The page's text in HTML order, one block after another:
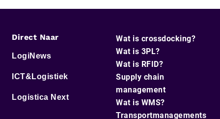
Direct Naar
LogiNews
ICT&Logistiek
Logistica Next
Wat is crossdocking?
Wat is 3PL?
Wat is RFID?
Supply chain
management
Wat is WMS?
Transportmanagements